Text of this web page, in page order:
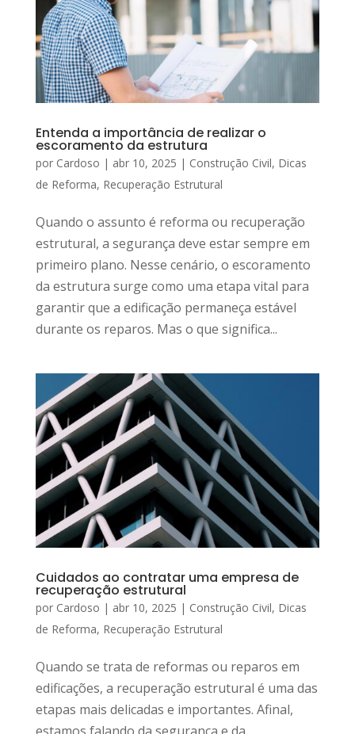
Entenda a importância de realizar o
escoramento da estrutura
por Cardoso | abr 10, 2025 | Construção Civil, Dicas
de Reforma, Recuperação Estrutural
Quando o assunto é reforma ou recuperação
estrutural, a segurança deve estar sempre em
primeiro plano. Nesse cenário, o escoramento
da estrutura surge como uma etapa vital para
garantir que a edificação permaneça estável
durante os reparos. Mas o que significa...
Cuidados ao contratar uma empresa de
recuperação estrutural
por Cardoso | abr 10, 2025 | Construção Civil, Dicas
de Reforma, Recuperação Estrutural
Quando se trata de reformas ou reparos em
edificações, a recuperação estrutural é uma das
etapas mais delicadas e importantes. Afinal,